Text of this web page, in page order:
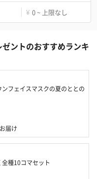
¥ 0 ~ 上限なし
ントのおすすめランキ
フェイスマスクの夏のととの
お届け
種10コマセット